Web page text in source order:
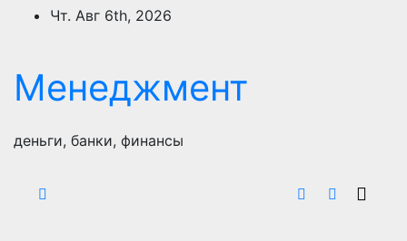
ПерейтиЧт. Авг 6th, 2026
Менеджмент
деньги, банки, финансы